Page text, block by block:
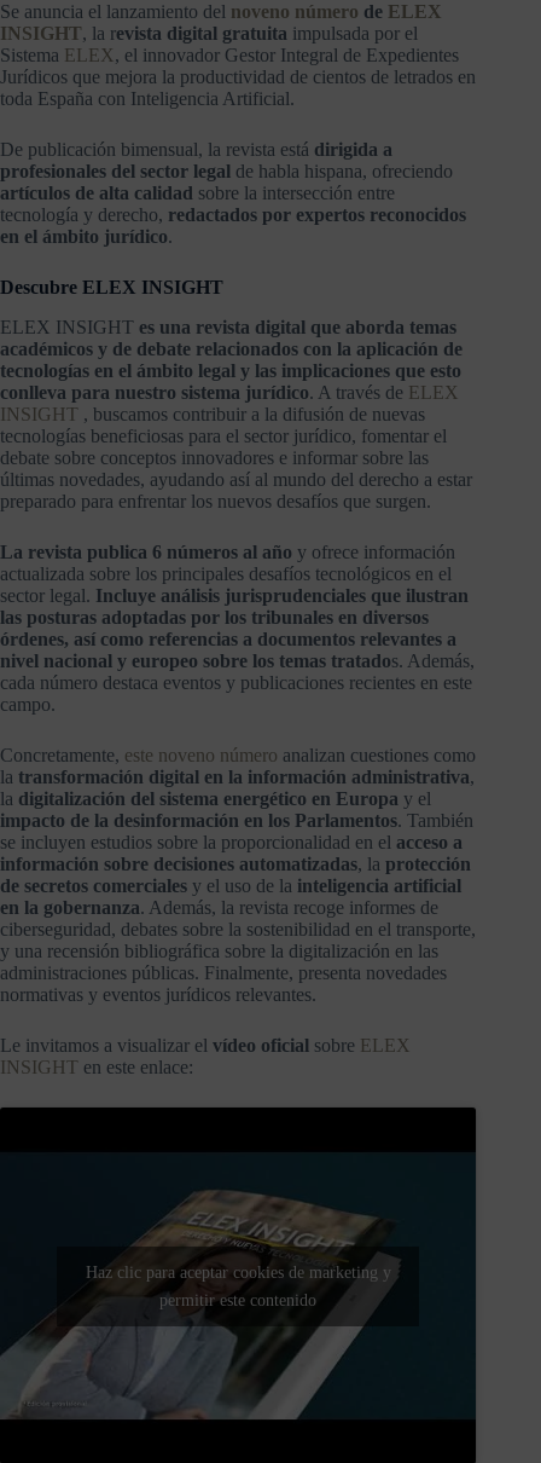
Se anuncia el lanzamiento del noveno número de ELEX
INSIGHT, la revista digital gratuita impulsada por el
Sistema ELEX, el innovador Gestor Integral de Expedientes
Jurídicos que mejora la productividad de cientos de letrados en
toda España con Inteligencia Artificial.
De publicación bimensual, la revista está dirigida a
profesionales del sector legal de habla hispana, ofreciendo
artículos de alta calidad sobre la intersección entre
tecnología y derecho, redactados por expertos reconocidos
en el ámbito jurídico.
Descubre ELEX INSIGHT
ELEX INSIGHT es una revista digital que aborda temas
académicos y de debate relacionados con la aplicación de
tecnologías en el ámbito legal y las implicaciones que esto
conlleva para nuestro sistema jurídico. A través de ELEX
INSIGHT , buscamos contribuir a la difusión de nuevas
tecnologías beneficiosas para el sector jurídico, fomentar el
debate sobre conceptos innovadores e informar sobre las
últimas novedades, ayudando así al mundo del derecho a estar
preparado para enfrentar los nuevos desafíos que surgen.
La revista publica 6 números al año y ofrece información
actualizada sobre los principales desafíos tecnológicos en el
sector legal. Incluye análisis jurisprudenciales que ilustran
las posturas adoptadas por los tribunales en diversos
órdenes, así como referencias a documentos relevantes a
nivel nacional y europeo sobre los temas tratados. Además,
cada número destaca eventos y publicaciones recientes en este
campo.
Concretamente, este noveno número analizan cuestiones como
la transformación digital en la información administrativa,
la digitalización del sistema energético en Europa y el
impacto de la desinformación en los Parlamentos. También
se incluyen estudios sobre la proporcionalidad en el acceso a
información sobre decisiones automatizadas, la protección
de secretos comerciales y el uso de la inteligencia artificial
en la gobernanza. Además, la revista recoge informes de
ciberseguridad, debates sobre la sostenibilidad en el transporte,
y una recensión bibliográfica sobre la digitalización en las
administraciones públicas. Finalmente, presenta novedades
normativas y eventos jurídicos relevantes.
Le invitamos a visualizar el vídeo oficial sobre ELEX
INSIGHT en este enlace:
Haz clic para aceptar cookies de marketing y
permitir este contenido